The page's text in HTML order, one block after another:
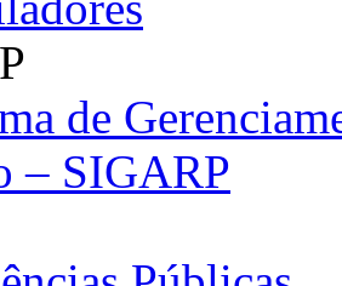
de
– SIGARP